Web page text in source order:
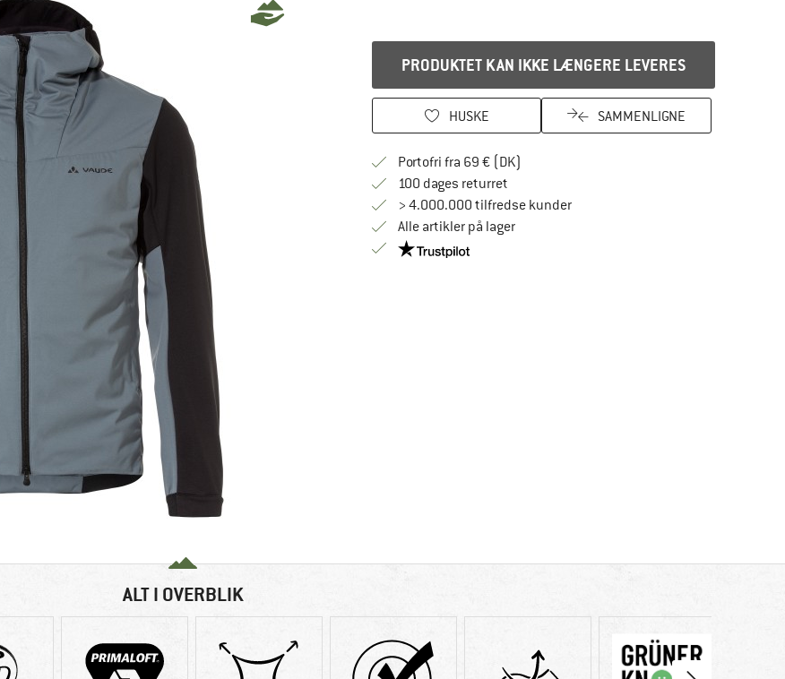
PRODUKTET KAN IKKE LÆNGERE LEVERES
HUSKE SAMMENLIGNE
Portofri fra 69 € (DK)
100 dages returretGå til returretten her Åbnes i en infoboks
> 4.000.000 tilfredse kunder
Alle artikler på lager
Vi er Trustpilot-certificeret - oplysningerne får du
ALT I OVERBLIK